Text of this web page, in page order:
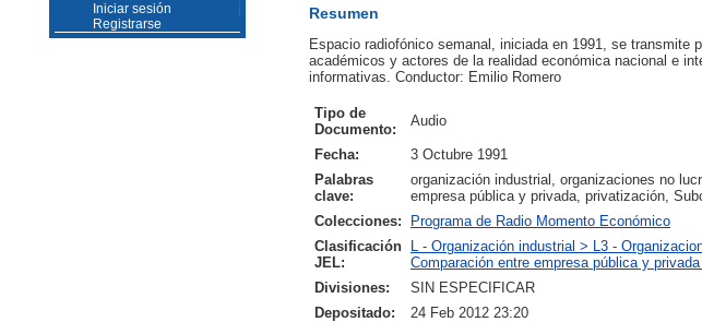
Resumen
Espacio radiofónico semanal, iniciada en 1991, se transmite
académicos y actores de la realidad económica nacional e
informativas. Conductor: Emilio Romero
Tipo de
Documento:
Audio
Fecha:
3 Octubre 1991
Palabras
clave:
organización industrial, organizaciones no
empresa pública y privada, privatización,
Colecciones:
Programa de Radio Momento Económico
Clasificación
JEL:
L - Organización industrial > L3 -
Comparación entre empresa pública y
Divisiones:
SIN ESPECIFICAR
Depositado:
24 Feb 2012 23:20
Iniciar sesión
Registrarse